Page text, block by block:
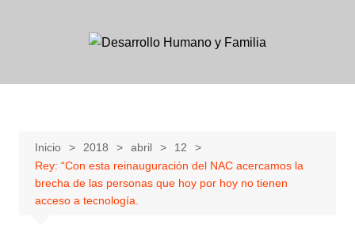
Inicio 2018 abril
12
Rey: “Con esta reinauguración del NAC acercamos la
brecha de las personas que hoy por hoy no tienen
acceso a tecnología.